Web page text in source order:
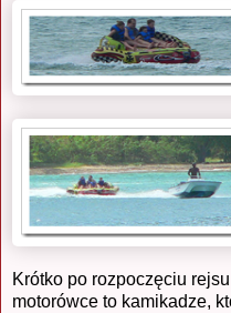
Krótko po rozpoczęciu
motorówce to kamikadze,